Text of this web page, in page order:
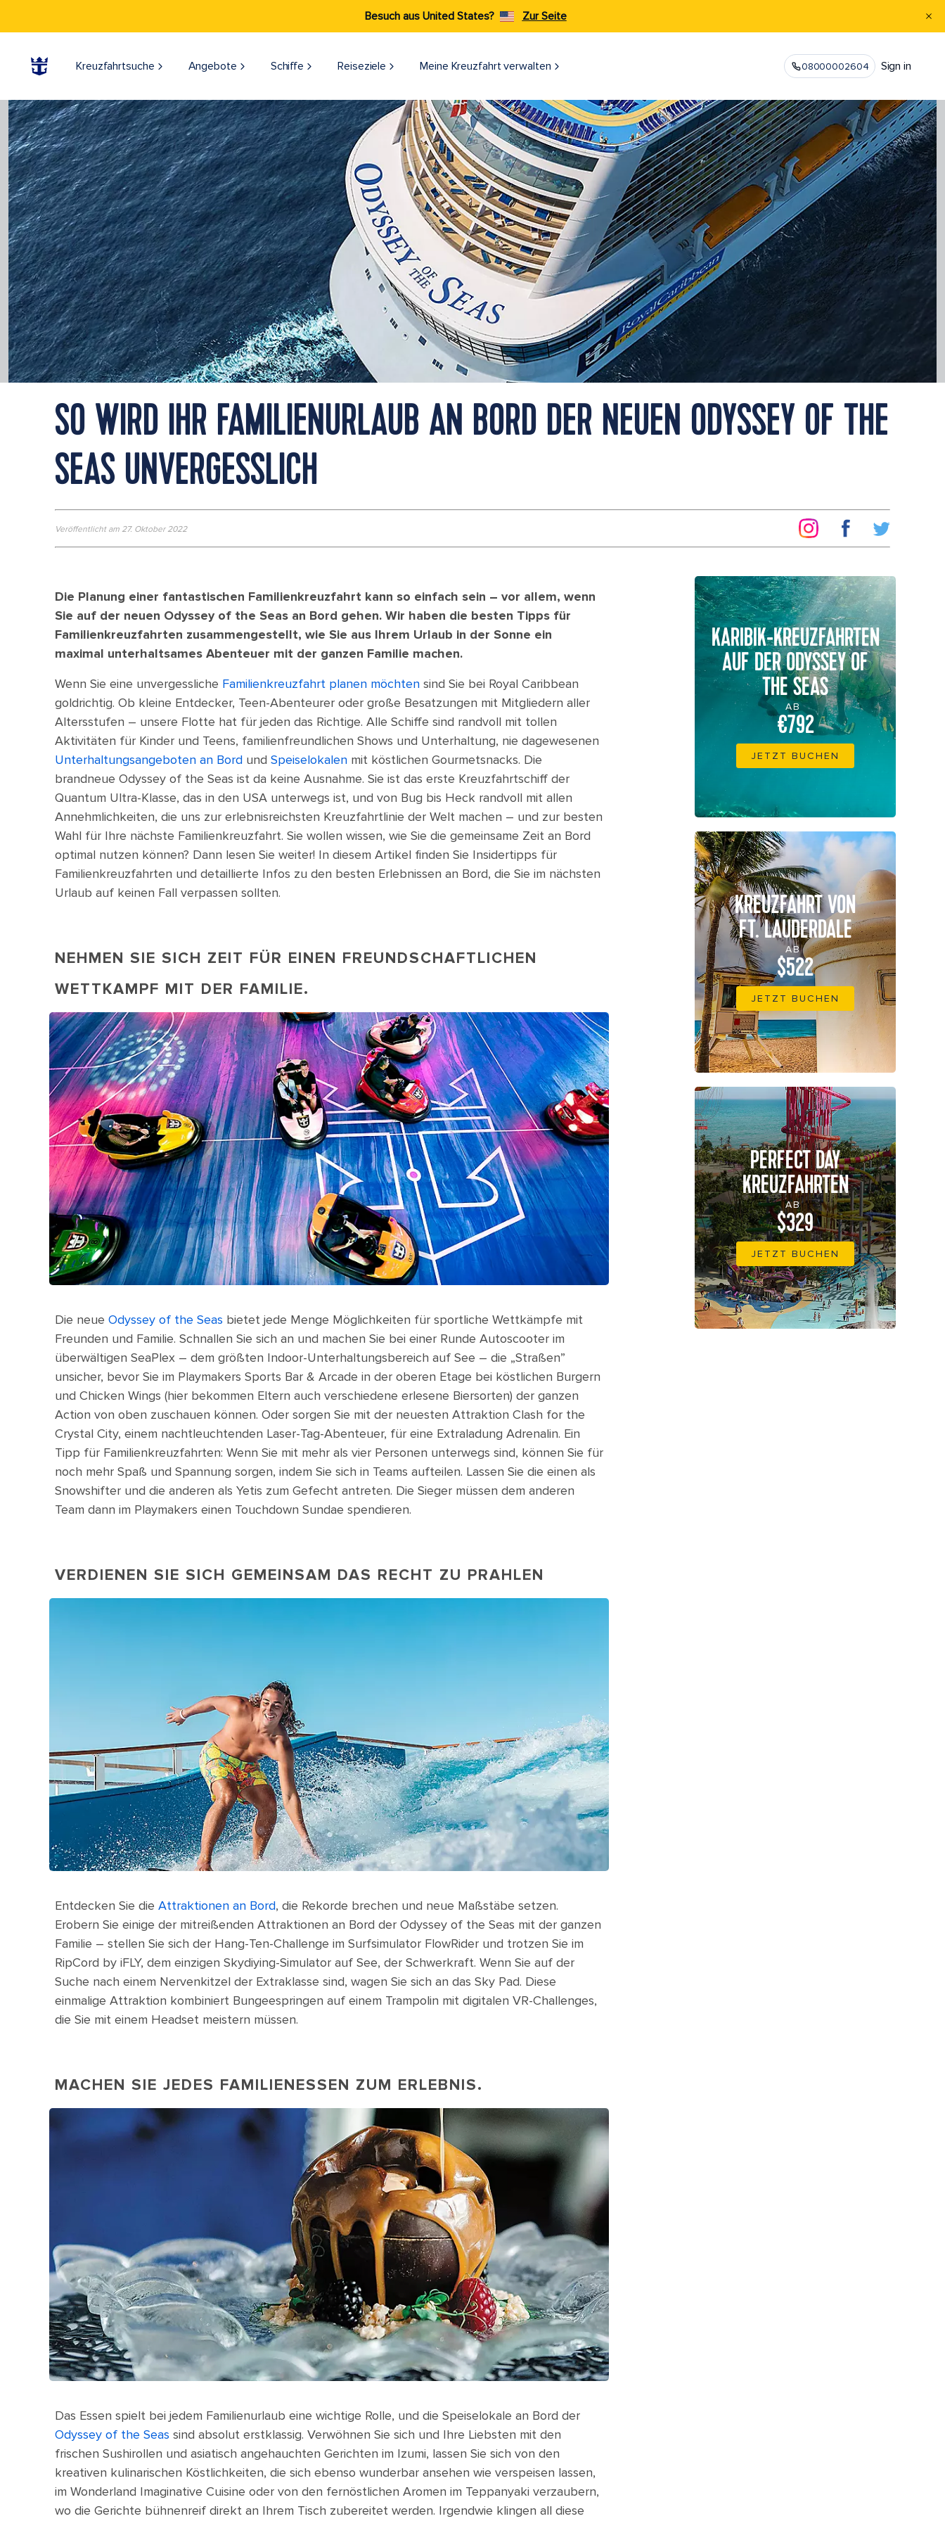
Besuch aus United States? Zur Seite
Kreuzfahrtsuche Angebote Schiffe Reiseziele​ Meine Kreuzfahrt verwalten 08000002604
Sign in
SO WIRD IHR FAMILIENURLAUB AN BORD DER NEUEN ODYSSEY OF THE
SEAS UNVERGESSLICH
Veröffentlicht am 27. Oktober 2022
Die Planung einer fantastischen Familienkreuzfahrt kann so einfach sein – vor allem, wenn
Sie auf der neuen Odyssey of the Seas an Bord gehen. Wir haben die besten Tipps für
Familienkreuzfahrten zusammengestellt, wie Sie aus Ihrem Urlaub in der Sonne ein
maximal unterhaltsames Abenteuer mit der ganzen Familie machen.
Wenn Sie eine unvergessliche Familienkreuzfahrt planen möchten sind Sie bei Royal Caribbean
goldrichtig. Ob kleine Entdecker, Teen-Abenteurer oder große Besatzungen mit Mitgliedern aller
Altersstufen – unsere Flotte hat für jeden das Richtige. Alle Schiffe sind randvoll mit tollen
Aktivitäten für Kinder und Teens, familienfreundlichen Shows und Unterhaltung, nie dagewesenen
Unterhaltungsangeboten an Bord und Speiselokalen mit köstlichen Gourmetsnacks. Die
brandneue Odyssey of the Seas ist da keine Ausnahme. Sie ist das erste Kreuzfahrtschiff der
Quantum Ultra-Klasse, das in den USA unterwegs ist, und von Bug bis Heck randvoll mit allen
Annehmlichkeiten, die uns zur erlebnisreichsten Kreuzfahrtlinie der Welt machen – und zur besten
Wahl für Ihre nächste Familienkreuzfahrt. Sie wollen wissen, wie Sie die gemeinsame Zeit an Bord
optimal nutzen können? Dann lesen Sie weiter! In diesem Artikel finden Sie Insidertipps für
Familienkreuzfahrten und detaillierte Infos zu den besten Erlebnissen an Bord, die Sie im nächsten
Urlaub auf keinen Fall verpassen sollten.
NEHMEN SIE SICH ZEIT FÜR EINEN FREUNDSCHAFTLICHEN
WETTKAMPF MIT DER FAMILIE.
Die neue Odyssey of the Seas bietet jede Menge Möglichkeiten für sportliche Wettkämpfe mit
Freunden und Familie. Schnallen Sie sich an und machen Sie bei einer Runde Autoscooter im
überwältigen SeaPlex – dem größten Indoor-Unterhaltungsbereich auf See – die „Straßen”
unsicher, bevor Sie im Playmakers Sports Bar & Arcade in der oberen Etage bei köstlichen Burgern
und Chicken Wings (hier bekommen Eltern auch verschiedene erlesene Biersorten) der ganzen
Action von oben zuschauen können. Oder sorgen Sie mit der neuesten Attraktion Clash for the
Crystal City, einem nachtleuchtenden Laser-Tag-Abenteuer, für eine Extraladung Adrenalin. Ein
Tipp für Familienkreuzfahrten: Wenn Sie mit mehr als vier Personen unterwegs sind, können Sie für
noch mehr Spaß und Spannung sorgen, indem Sie sich in Teams aufteilen. Lassen Sie die einen als
Snowshifter und die anderen als Yetis zum Gefecht antreten. Die Sieger müssen dem anderen
Team dann im Playmakers einen Touchdown Sundae spendieren.
VERDIENEN SIE SICH GEMEINSAM DAS RECHT ZU PRAHLEN
Entdecken Sie die Attraktionen an Bord, die Rekorde brechen und neue Maßstäbe setzen.
Erobern Sie einige der mitreißenden Attraktionen an Bord der Odyssey of the Seas mit der ganzen
Familie – stellen Sie sich der Hang-Ten-Challenge im Surfsimulator FlowRider und trotzen Sie im
RipCord by iFLY, dem einzigen Skydiying-Simulator auf See, der Schwerkraft. Wenn Sie auf der
Suche nach einem Nervenkitzel der Extraklasse sind, wagen Sie sich an das Sky Pad. Diese
einmalige Attraktion kombiniert Bungeespringen auf einem Trampolin mit digitalen VR-Challenges,
die Sie mit einem Headset meistern müssen.
MACHEN SIE JEDES FAMILIENESSEN ZUM ERLEBNIS.
Das Essen spielt bei jedem Familienurlaub eine wichtige Rolle, und die Speiselokale an Bord der
Odyssey of the Seas sind absolut erstklassig. Verwöhnen Sie sich und Ihre Liebsten mit den
frischen Sushirollen und asiatisch angehauchten Gerichten im Izumi, lassen Sie sich von den
kreativen kulinarischen Köstlichkeiten, die sich ebenso wunderbar ansehen wie verspeisen lassen,
im Wonderland Imaginative Cuisine oder von den fernöstlichen Aromen im Teppanyaki verzaubern,
wo die Gerichte bühnenreif direkt an Ihrem Tisch zubereitet werden. Irgendwie klingen all diese
KARIBIK-KREUZFAHRTEN
AUF DER ODYSSEY OF
THE SEAS
AB
€792
JETZT BUCHEN
KREUZFAHRT VON
FT. LAUDERDALE
AB
$522
JETZT BUCHEN
PERFECT DAY
KREUZFAHRTEN
AB
$329
JETZT BUCHEN